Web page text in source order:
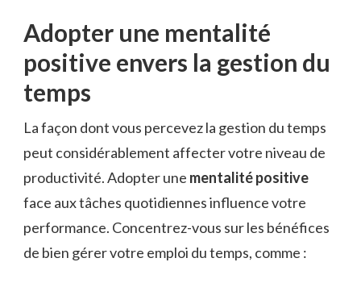
Adopter une mentalité
positive envers la gestion du
temps
La façon dont vous percevez la gestion du temps
peut considérablement affecter votre niveau de
productivité. Adopter une mentalité positive
face aux tâches quotidiennes influence votre
performance. Concentrez-vous sur les bénéfices
de bien gérer votre emploi du temps, comme :